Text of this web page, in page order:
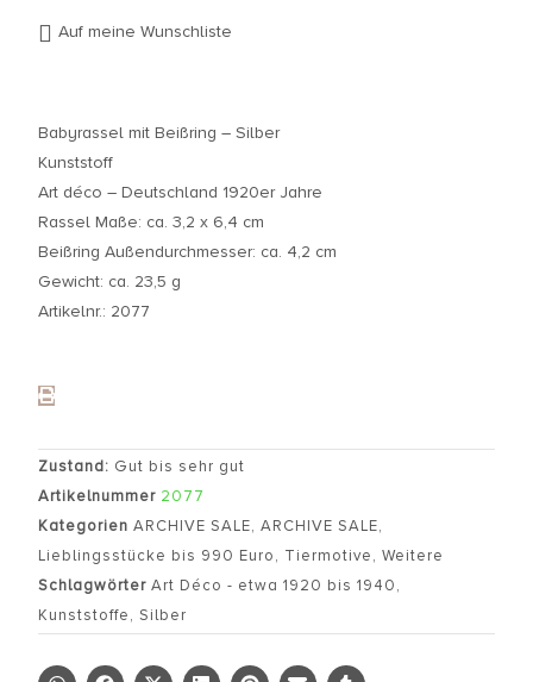
Auf meine Wunschliste
Babyrassel mit Beißring – Silber
Kunststoff
Art déco – Deutschland 1920er Jahre
Rassel Maße: ca. 3,2 x 6,4 cm
Beißring Außendurchmesser: ca. 4,2 cm
Gewicht: ca. 23,5 g
Artikelnr.: 2077
Zustand: Gut bis sehr gut
Artikelnummer 2077
Kategorien ARCHIVE SALE, ARCHIVE SALE,
Lieblingsstücke bis 990 Euro, Tiermotive, Weitere
Schlagwörter Art Déco - etwa 1920 bis 1940,
Kunststoffe, Silber